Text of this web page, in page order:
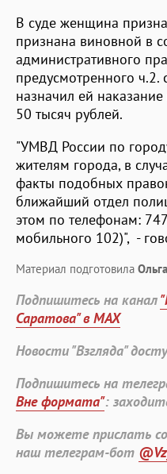
В суде женщина
признана виновной в
административного
предусмотренного
назначил ей
50 тысяч рублей.
"УМВД России по
жителям города, в
факты подобных
ближайший отдел
этом по телефонам:
мобильного 102)", -
Материал подготовила
Подпишитесь на канал
Саратова" в MAX
Новости "Взгляда"
Подпишитесь на
Вне формата":
Вы можете прислать
наш телеграм-бот